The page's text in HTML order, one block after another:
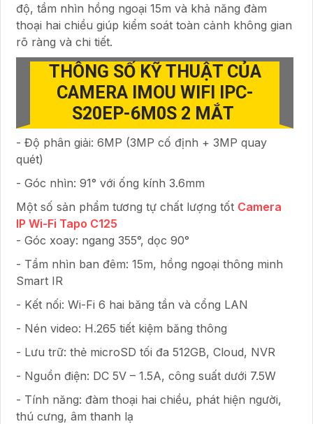
độ, tầm nhìn hồng ngoại 15m và khả năng đàm
thoại hai chiều giúp kiểm soát toàn cảnh không gian
rõ ràng và chi tiết.
THÔNG SỐ KỸ THUẬT CỦA
CAMERA IMOU WIFI IPC-
S20EP-6M0S 2 MẮT
- Độ phân giải: 6MP (3MP cố định + 3MP quay
quét)
- Góc nhìn: 91° với ống kính 3.6mm
Một số sản phẩm tương tự chất lượng tốt Camera
IP Wi-Fi Tapo C125
- Góc xoay: ngang 355°, dọc 90°
- Tầm nhìn ban đêm: 15m, hồng ngoại thông minh
Smart IR
- Kết nối: Wi-Fi 6 hai băng tần và cổng LAN
- Nén video: H.265 tiết kiệm băng thông
- Lưu trữ: thẻ microSD tối đa 512GB, Cloud, NVR
- Nguồn điện: DC 5V – 1.5A, công suất dưới 7.5W
- Tính năng: đàm thoại hai chiều, phát hiện người,
thú cưng, âm thanh lạ